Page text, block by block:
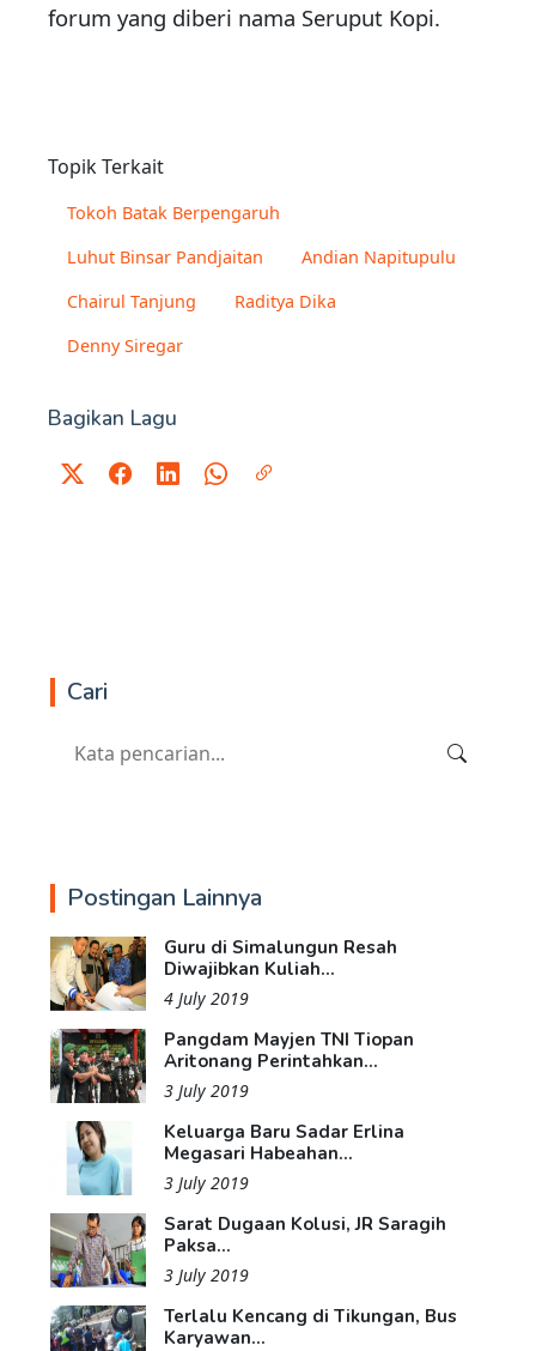
forum yang diberi nama Seruput Kopi.
Topik Terkait
Tokoh Batak Berpengaruh
Luhut Binsar Pandjaitan
Andian Napitupulu
Chairul Tanjung
Raditya Dika
Denny Siregar
Bagikan Lagu
Cari
Postingan Lainnya
Guru di Simalungun Resah
Diwajibkan Kuliah...
4 July 2019
Pangdam Mayjen TNI Tiopan
Aritonang Perintahkan...
3 July 2019
Keluarga Baru Sadar Erlina
Megasari Habeahan...
3 July 2019
Sarat Dugaan Kolusi, JR Saragih
Paksa...
3 July 2019
Terlalu Kencang di Tikungan, Bus
Karyawan...